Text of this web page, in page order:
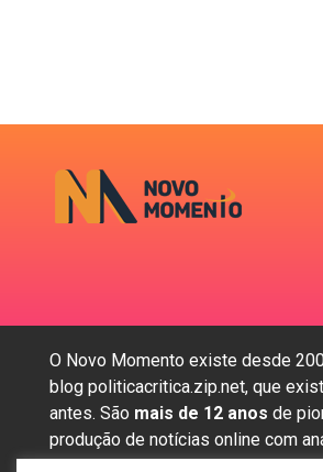
O Novo Momento existe desde
blog politicacritica.zip.net, que
antes. São mais de 12 anos de
produção de notícias online com
assuntos mais importantes da